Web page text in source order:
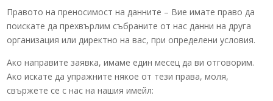
Правото на преносимост на данните – Вие имате право да
поискате да прехвърлим събраните от нас данни на друга
организация или директно на вас, при определени условия.
Ако направите заявка, имаме един месец да ви отговорим.
Ако искате да упражните някое от тези права, моля,
свържете се с нас на нашия имейл: